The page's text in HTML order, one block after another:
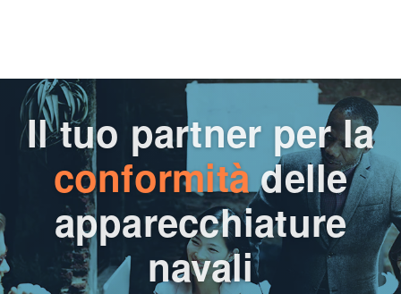
Il tuo partner per la
conformitàdelle
apparecchiature
navali